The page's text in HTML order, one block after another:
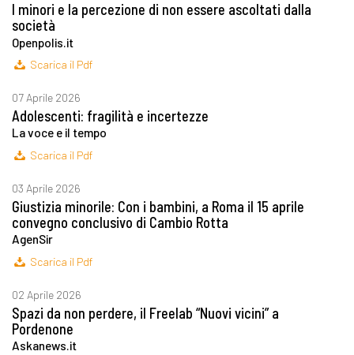
I minori e la percezione di non essere ascoltati dalla
società
Openpolis.it
Scarica il Pdf
07 Aprile 2026
Adolescenti: fragilità e incertezze
La voce e il tempo
Scarica il Pdf
03 Aprile 2026
Giustizia minorile: Con i bambini, a Roma il 15 aprile
convegno conclusivo di Cambio Rotta
AgenSir
Scarica il Pdf
02 Aprile 2026
Spazi da non perdere, il Freelab “Nuovi vicini” a
Pordenone
Askanews.it